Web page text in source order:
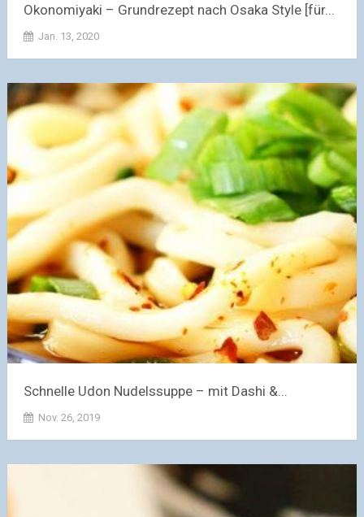
Okonomiyaki – Grundrezept nach Osaka Style [für...
Jan. 13, 2020
Schnelle Udon Nudelssuppe – mit Dashi &...
Nov. 26, 2019